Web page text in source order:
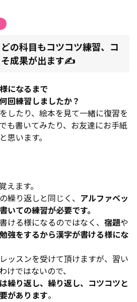
の科目もコツコツ練習、コ
そ成果が出ます✍
になるまで
回練習しましたか？
したり、絵本を見て一緒に復習を
も書いてみたり、お友達にお手紙
思います。
えます。
繰り返しと同じく、 アルファベッ
いての練習が必要です。
ける様になるのではなく、 宿題や
勉強をするから漢字が書ける様にな
ッスンを受けて頂けますが、習い
けではないので、
繰り返し、繰り返し、コツコツと
があります。